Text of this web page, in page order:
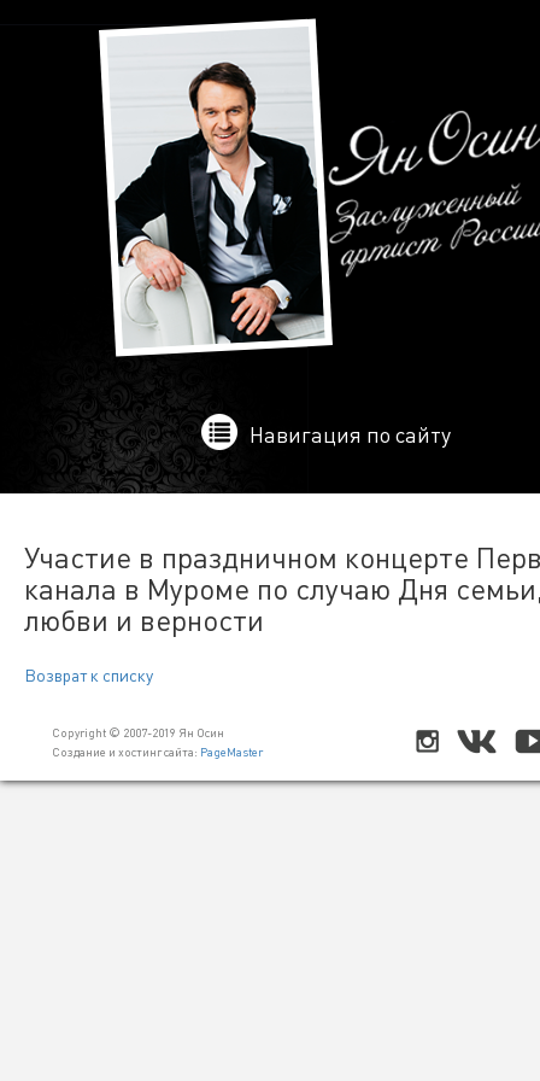
Навигация по сайту
Участие в праздничном концерте
канала в Муроме по случаю Дня
любви и верности
Возврат к списку
Copyright © 2007-2019 Ян Осин
Создание и хостинг сайта: PageMaster